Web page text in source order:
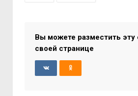
Вы можете разместить эту
своей странице